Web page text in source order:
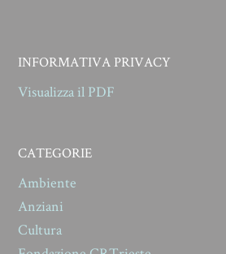
INFORMATIVA PRIVACY
Visualizza il PDF
CATEGORIE
Ambiente
Anziani
Cultura